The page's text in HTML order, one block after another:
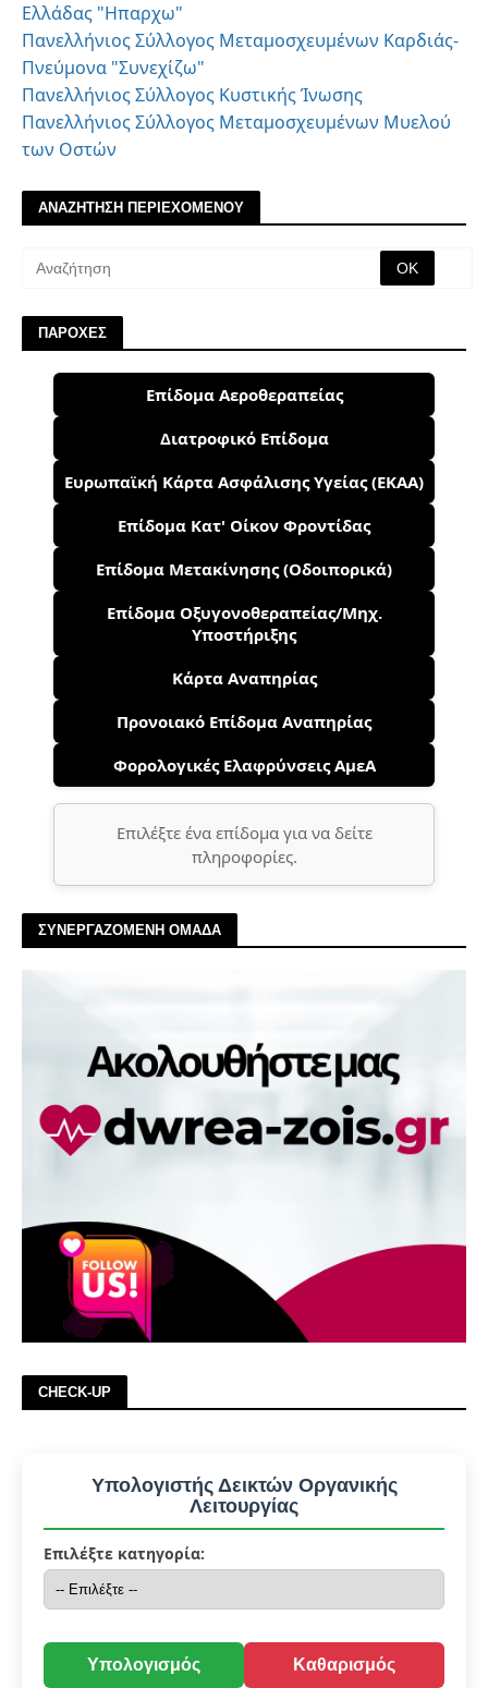
Ελλάδας "Ηπαρχω"
Πανελλήνιος Σύλλογος Μεταμοσχευμένων Καρδιάς-
Πνεύμονα "Συνεχίζω"
Πανελλήνιος Σύλλογος Κυστικής Ίνωσης
Πανελλήνιος Σύλλογος Μεταμοσχευμένων Μυελού
των Οστών
ΑΝΑΖΗΤΗΣΗ ΠΕΡΙΕΧΟΜΕΝΟΥ
ΠΑΡΟΧΕΣ
Επίδομα Αεροθεραπείας
Διατροφικό Επίδομα
Ευρωπαϊκή Κάρτα Ασφάλισης Υγείας (ΕΚΑΑ)
Επίδομα Κατ' Οίκον Φροντίδας
Επίδομα Μετακίνησης (Οδοιπορικά)
Επίδομα Οξυγονοθεραπείας/Μηχ.
Υποστήριξης
Κάρτα Αναπηρίας
Προνοιακό Επίδομα Αναπηρίας
Φορολογικές Ελαφρύνσεις ΑμεΑ
Επιλέξτε ένα επίδομα για να δείτε
πληροφορίες.
ΣΥΝΕΡΓΑΖΟΜΕΝΗ ΟΜΑΔΑ
CHECK-UP
Υπολογιστής Δεικτών Οργανικής
Λειτουργίας
Επιλέξτε κατηγορία:
Υπολογισμός Καθαρισμός